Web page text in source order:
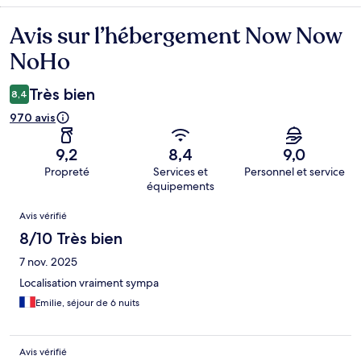
Avis
Avis sur l’hébergement Now Now
NoHo
8,4 Très bien
970 avis
9,2
Propreté
8,4
Services et
équipements
9,0
Personnel et service
Avis
Avis vérifié
8/10 Très bien
7 nov. 2025
Localisation vraiment sympa
Emilie, séjour de 6 nuits
Avis vérifié